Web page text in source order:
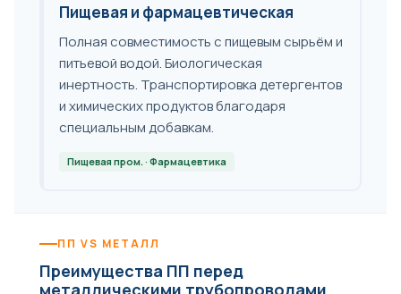
Пищевая и фармацевтическая
Полная совместимость с пищевым сырьём и
питьевой водой. Биологическая
инертность. Транспортировка детергентов
и химических продуктов благодаря
специальным добавкам.
Пищевая пром. · Фармацевтика
ПП VS МЕТАЛЛ
Преимущества ПП перед